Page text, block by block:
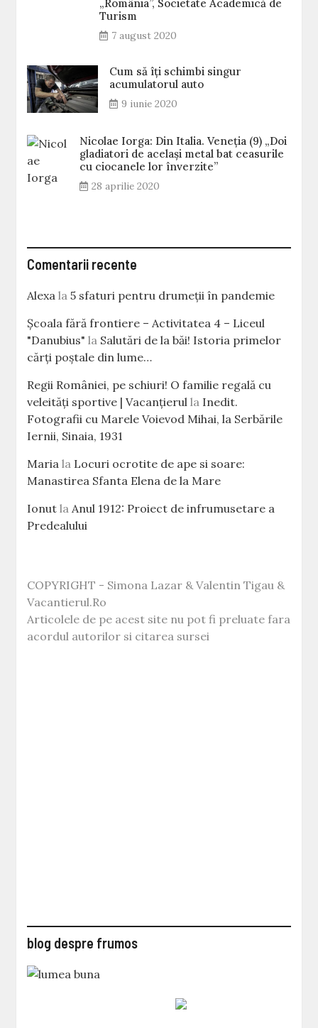
„România”, Societate Academică de
Turism
7 august 2020
Cum să îți schimbi singur
acumulatorul auto
9 iunie 2020
Nicolae Iorga: Din Italia. Veneţia (9) „Doi
gladiatori de același metal bat ceasurile
cu ciocanele lor înverzite”
28 aprilie 2020
Comentarii recente
Alexa la5 sfaturi pentru drumeții în pandemie
Școala fără frontiere – Activitatea 4 – Liceul
"Danubius" la Salutări de la băi! Istoria primelor
cărţi poştale din lume…
Regii României, pe schiuri! O familie regală cu
veleităţi sportive | Vacanțierul la Inedit.
Fotografii cu Marele Voievod Mihai, la Serbările
Iernii, Sinaia, 1931
Maria la Locuri ocrotite de ape si soare:
Manastirea Sfanta Elena de la Mare
Ionut laAnul 1912: Proiect de infrumusetare a
Predealului
COPYRIGHT - Simona Lazar & Valentin Tigau &
Vacantierul.Ro
Articolele de pe acest site nu pot fi preluate fara
acordul autorilor si citarea sursei
blog despre frumos